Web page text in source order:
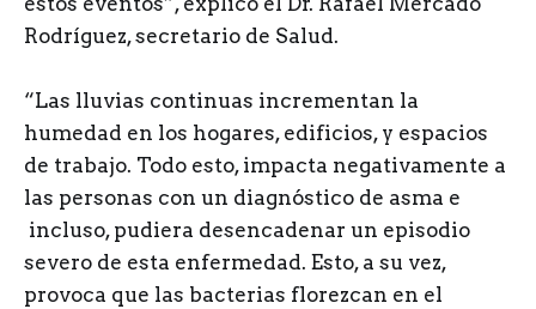
Rodríguez, secretario de Salud.
“Las lluvias continuas incrementan la
humedad en los hogares, edificios, y espacios
de trabajo. Todo esto, impacta negativamente a
las personas con un diagnóstico de asma e
incluso, pudiera desencadenar un episodio
severo de esta enfermedad. Esto, a su vez,
provoca que las bacterias florezcan en el